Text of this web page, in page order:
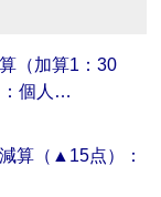
（加算1：30
：個人…
算（▲15点）：